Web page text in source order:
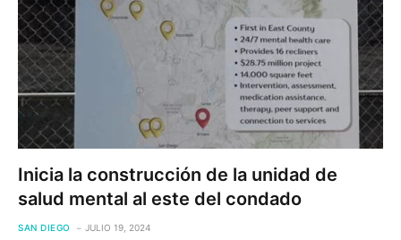
Inicia la construcción de la unidad de
salud mental al este del condado
SAN DIEGO JULIO 19, 2024